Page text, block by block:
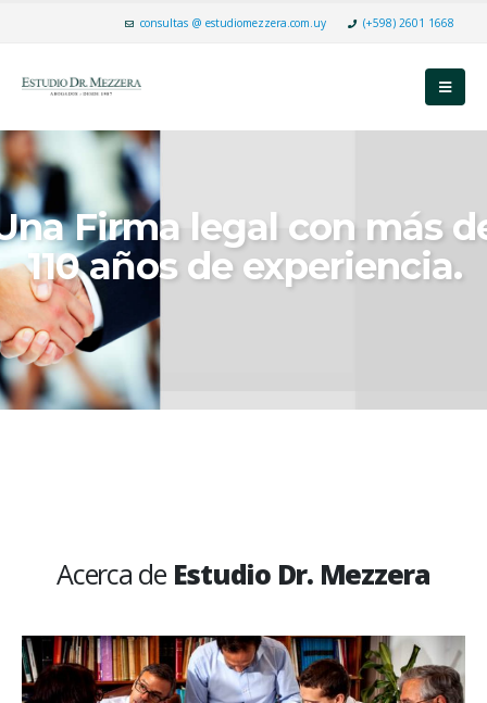
consultas @ estudiomezzera.com.uy (+598) 2601 1668
Acerca de Estudio Dr. Mezzera